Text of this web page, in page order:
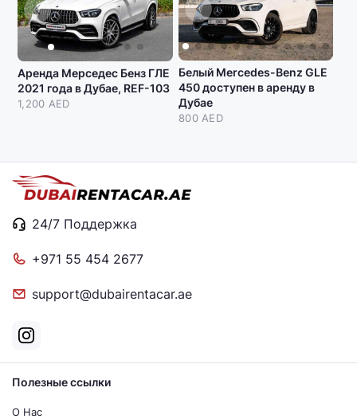
Аренда Мерседес Бенз ГЛЕ
2021 года в Дубае, REF-103
1,200 AED
Белый Mercedes-Benz GLE
450 доступен в аренду в
Дубае
800 AED
24/7 Поддержка
+971 55 454 2677
support@dubairentacar.ae
Полезные ссылки
О Нас